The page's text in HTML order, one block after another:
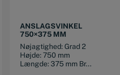
ANSLAGSVINKEL
750×375 MM
Nøjagtighed: Grad 2
Højde: 750 mm
Længde: 375 mm Br...